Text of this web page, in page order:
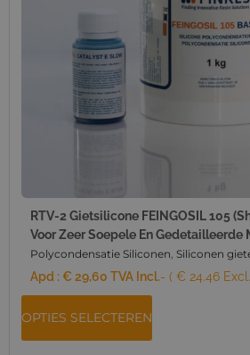
RTV-2 Gietsilicone FEINGOSIL 105
Voor Zeer Soepele En Gedetailleerde
Polycondensatie Siliconen, Siliconen
Apd :€ 29,60 TVA Incl.- ( € 24.46
OPTIES SELECTEREN